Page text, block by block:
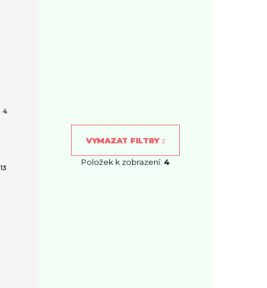
4
13
VYMAZAT FILTRY
Položek k zobrazení: 4